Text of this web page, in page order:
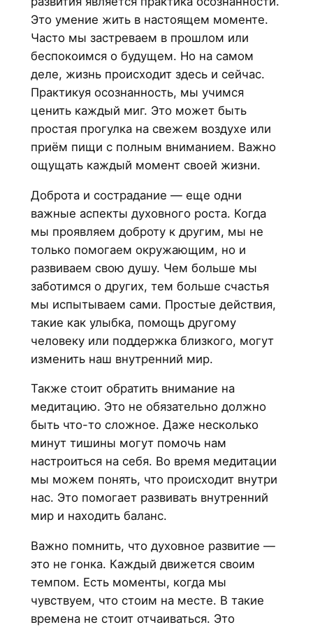
Это умение жить в настоящем моменте.
Часто мы застреваем в прошлом или
беспокоимся о будущем. Но на самом
деле, жизнь происходит здесь и сейчас.
Практикуя осознанность, мы учимся
ценить каждый миг. Это может быть
простая прогулка на свежем воздухе или
приём пищи с полным вниманием. Важно
ощущать каждый момент своей жизни.
Доброта и сострадание — еще одни
важные аспекты духовного роста. Когда
мы проявляем доброту к другим, мы не
только помогаем окружающим, но и
развиваем свою душу. Чем больше мы
заботимся о других, тем больше счастья
мы испытываем сами. Простые действия,
такие как улыбка, помощь другому
человеку или поддержка близкого, могут
изменить наш внутренний мир.
Также стоит обратить внимание на
медитацию. Это не обязательно должно
быть что-то сложное. Даже несколько
минут тишины могут помочь нам
настроиться на себя. Во время медитации
мы можем понять, что происходит внутри
нас. Это помогает развивать внутренний
мир и находить баланс.
Важно помнить, что духовное развитие —
это не гонка. Каждый движется своим
темпом. Есть моменты, когда мы
чувствуем, что стоим на месте. В такие
времена не стоит отчаиваться. Это